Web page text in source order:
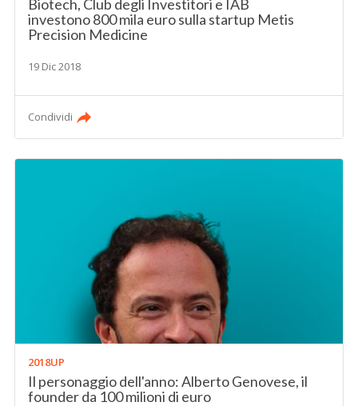
Biotech, Club degli Investitori e IAB
investono 800 mila euro sulla startup Metis
Precision Medicine
19 Dic 2018
Condividi
2018UP
Il personaggio dell'anno: Alberto Genovese, il
founder da 100 milioni di euro